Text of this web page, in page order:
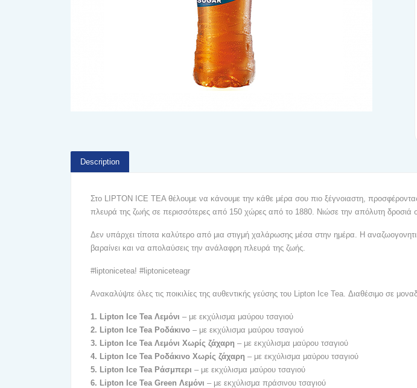
Description
Στο LIPTON ICE TEA θέλουμε να κάνουμε την κάθε μέρα σου πιο ξέγνοιαστη,
πλευρά της ζωής σε περισσότερες από 150 χώρες από το 1880. Νιώσε την απόλυτη δροσιά
Δεν υπάρχει τίποτα καλύτερο από μια στιγμή χαλάρωσης μέσα στην ημέρα. Η
βαραίνει και να απολαύσεις την ανάλαφρη πλευρά της ζωής.
#liptonicetea! #liptoniceteagr
Ανακαλύψτε όλες τις ποικιλίες της αυθεντικής γεύσης του Lipton Ice Tea. Διαθέσιμο σε
1. Lipton Ice Tea Λεμόνι – με εκχύλισμα μαύρου τσαγιού
2. Lipton Ice Tea Ροδάκινο – με εκχύλισμα μαύρου τσαγιού
3. Lipton Ice Tea Λεμόνι Χωρίς ζάχαρη – με εκχύλισμα μαύρου τσαγιού
4. Lipton Ice Tea Ροδάκινο Χωρίς ζάχαρη – με εκχύλισμα μαύρου τσαγιού
5. Lipton Ice Tea Ράσμπερι – με εκχύλισμα μαύρου τσαγιού
6. Lipton Ice Tea Green Λεμόνι – με εκχύλισμα πράσινου τσαγιού